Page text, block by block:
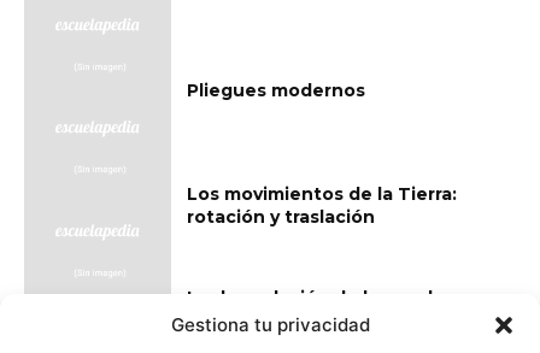
Gestiona tu privacidad
Pliegues modernos
Los movimientos de la Tierra:
rotación y traslación
La degradación de los suelos